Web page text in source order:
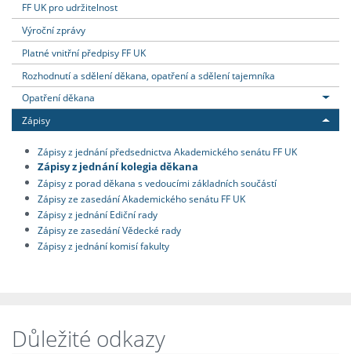
FF UK pro udržitelnost
Výroční zprávy
Platné vnitřní předpisy FF UK
Rozhodnutí a sdělení děkana, opatření a sdělení tajemníka
Opatření děkana
Zápisy
Zápisy z jednání předsednictva Akademického senátu FF UK
Zápisy z jednání kolegia děkana
Zápisy z porad děkana s vedoucími základních součástí
Zápisy ze zasedání Akademického senátu FF UK
Zápisy z jednání Ediční rady
Zápisy ze zasedání Vědecké rady
Zápisy z jednání komisí fakulty
Důležité odkazy